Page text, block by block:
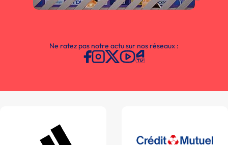
Ne ratez pas notre actu sur nos réseaux :